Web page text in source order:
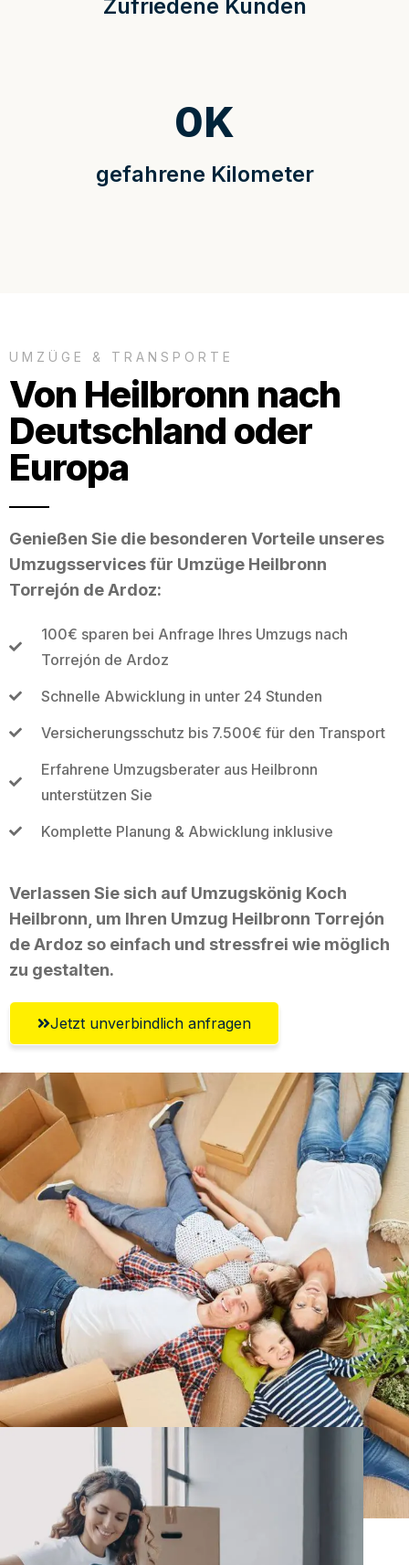
Zufriedene Kunden
gefahrene Kilometer
0K
UMZÜGE & TRANSPORTE
Von Heilbronn nach
Deutschland oder
Europa
Genießen Sie die besonderen Vorteile unseres
Umzugsservices für Umzüge Heilbronn
Torrejón de Ardoz:
100€ sparen bei Anfrage Ihres Umzugs nach
Torrejón de Ardoz
Schnelle Abwicklung in unter 24 Stunden
Versicherungsschutz bis 7.500€ für den Transport
Erfahrene Umzugsberater aus Heilbronn
unterstützen Sie
Komplette Planung & Abwicklung inklusive
Verlassen Sie sich auf Umzugskönig Koch
Heilbronn, um Ihren Umzug Heilbronn Torrejón
de Ardoz so einfach und stressfrei wie möglich
zu gestalten.
Jetzt unverbindlich anfragen